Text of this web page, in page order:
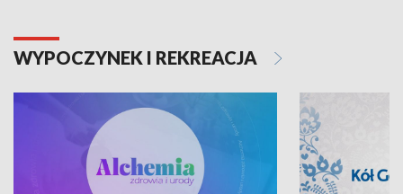
WYPOCZYNEK I REKREACJA